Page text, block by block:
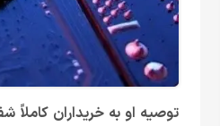
توصیه او به خریداران کاملاً